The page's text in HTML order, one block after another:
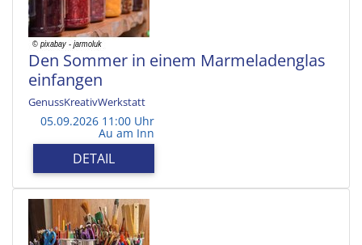
Den Sommer in einem Marmeladenglas
einfangen
GenussKreativWerkstatt
05.09.2026 11:00 Uhr
Au am Inn
DETAIL